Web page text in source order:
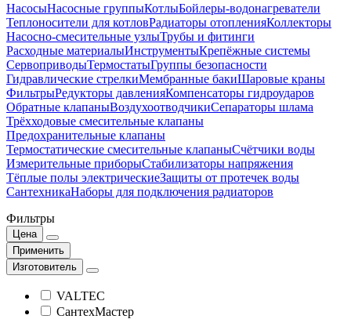
НасосыНасосные группыКотлыБойлеры-водонагреватели
Теплоносители для котловРадиаторы отопленияКоллекторы
Насосно-смесительные узлыТрубы и фитинги
Расходные материалыИнструментыКрепёжные системы
СервоприводыТермостатыГруппы безопасности
Гидравлические стрелкиМембранные бакиШаровые краны
ФильтрыРедукторы давленияКомпенсаторы гидроударов
Обратные клапаныВоздухоотводчикиСепараторы шлама
Трёхходовые смесительные клапаны
Предохранительные клапаны
Термостатические смесительные клапаныСчётчики воды
Измерительные приборыСтабилизаторы напряжения
Тёплые полы электрическиеЗащиты от протечек воды
СантехникаНаборы для подключения радиаторов
Фильтры
Цена
Применить
Изготовитель
VALTEC
СантехМастер